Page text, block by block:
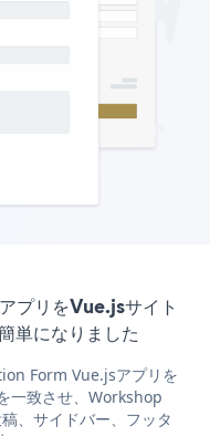
リをVue.jsサイト
単になりました
Form Vue.jsアプリを
一致させ、Workshop
、サイドバー、フッタ